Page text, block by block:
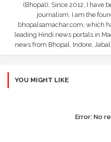
(Bhopal); Since 2012, I have
journalism. I am the
bhopalsamachar.com, which
leading Hindi news portals in
news from Bhopal, Indore,
YOU MIGHT LIKE
Error: No